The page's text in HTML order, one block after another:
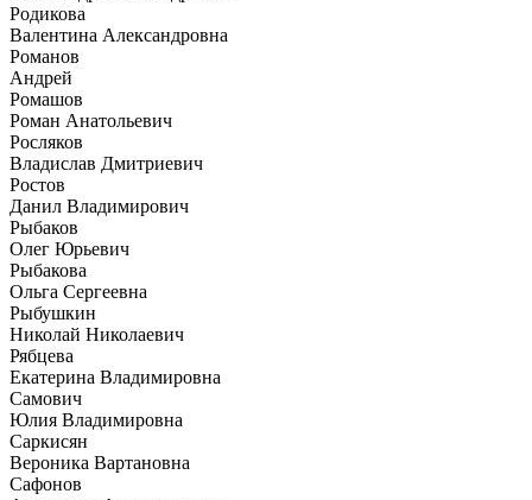
Родикова
Валентина Александровна
Романов
Андрей
Ромашов
Роман Анатольевич
Росляков
Владислав Дмитриевич
Ростов
Данил Владимирович
Рыбаков
Олег Юрьевич
Рыбакова
Ольга Сергеевна
Рыбушкин
Николай Николаевич
Рябцева
Екатерина Владимировна
Самович
Юлия Владимировна
Саркисян
Вероника Вартановна
Сафонов